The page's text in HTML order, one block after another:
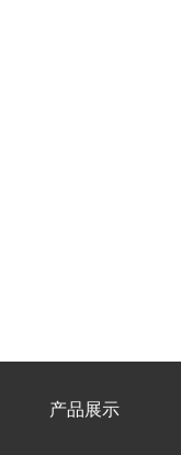
产品展示